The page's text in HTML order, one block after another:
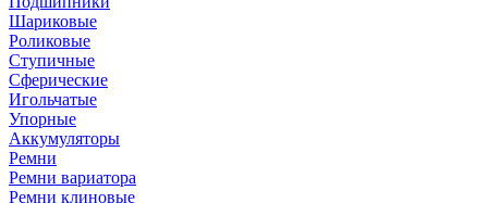
Шариковые
Роликовые
Ступичные
Сферические
Игольчатые
Упорные
Аккумуляторы
Ремни
Ремни вариатора
Ремни клиновые